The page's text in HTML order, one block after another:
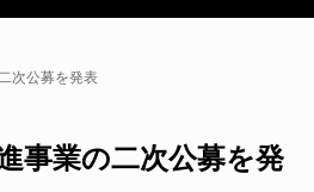
次公募を発表
事業の二次公募を発